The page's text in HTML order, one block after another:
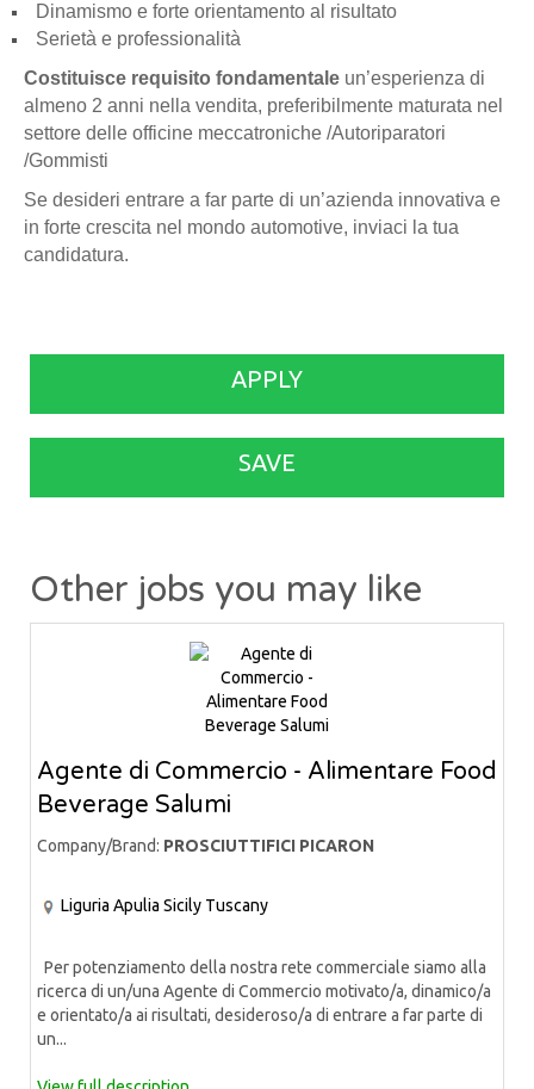
Dinamismo e forte orientamento al risultato
Serietà e professionalità
Costituisce requisito fondamentale un’esperienza di
almeno 2 anni nella vendita, preferibilmente maturata nel
settore delle officine meccatroniche /Autoriparatori
/Gommisti
Se desideri entrare a far parte di un’azienda innovativa e
in forte crescita nel mondo automotive, inviaci la tua
candidatura.
APPLY
SAVE
Other jobs you may like
Agente di Commercio - Alimentare Food
Beverage Salumi
Company/Brand: PROSCIUTTIFICI PICARON
Liguria Apulia Sicily Tuscany
Per potenziamento della nostra rete commerciale siamo alla
ricerca di un/una Agente di Commercio motivato/a, dinamico/a
e orientato/a ai risultati, desideroso/a di entrare a far parte di
un...